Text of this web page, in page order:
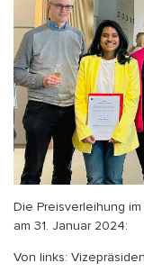
Die Preisverleihung
am 31. Januar 2024:
Von links: